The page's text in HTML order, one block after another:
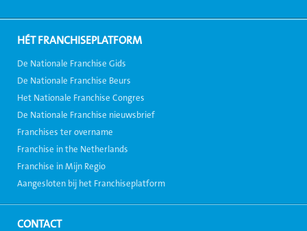
HÉT FRANCHISEPLATFORM
De Nationale Franchise Gids
De Nationale Franchise Beurs
Het Nationale Franchise Congres
De Nationale Franchise nieuwsbrief
Franchises ter overname
Franchise in the Netherlands
Franchise in Mijn Regio
Aangesloten bij het Franchiseplatform
CONTACT